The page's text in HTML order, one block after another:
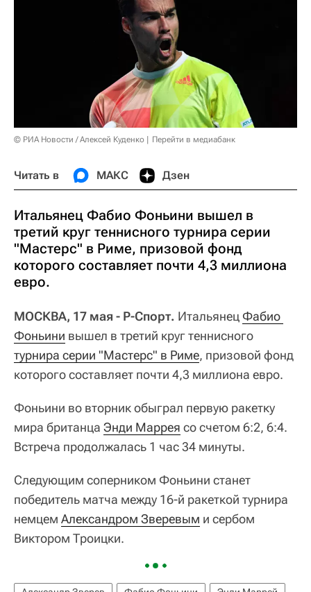
© РИА Новости / Алексей Куденко Перейти в медиабанк
Читать в МАКС Дзен
Итальянец Фабио Фоньини вышел в
третий круг теннисного турнира серии
"Мастерс" в Риме, призовой фонд
которого составляет почти 4,3 миллиона
евро.
МОСКВА, 17 мая - Р-Спорт. Итальянец Фабио
Фоньини вышел в третий круг теннисного
турнира серии "Мастерс" в Риме, призовой фонд
которого составляет почти 4,3 миллиона евро.
Фоньини во вторник обыграл первую ракетку
мира британца Энди Маррея со счетом 6:2, 6:4.
Встреча продолжалась 1 час 34 минуты.
Следующим соперником Фоньини станет
победитель матча между 16-й ракеткой турнира
немцем Александром Зверевым и сербом
Виктором Троицки.